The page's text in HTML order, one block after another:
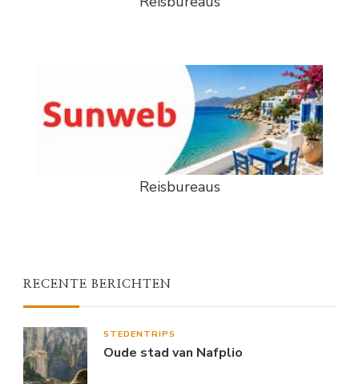
Reisbureaus
RECENTE BERICHTEN
STEDENTRIPS
Oude stad van Nafplio